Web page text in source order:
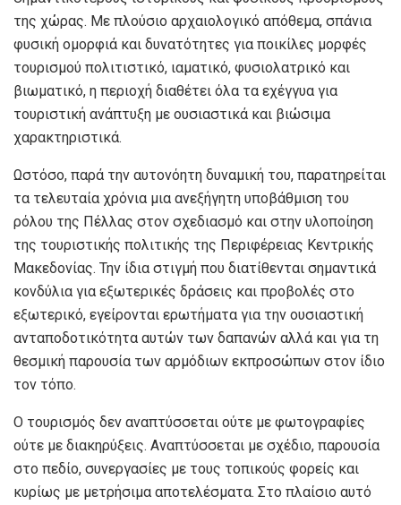
της χώρας. Με πλούσιο αρχαιολογικό απόθεμα, σπάνια
φυσική ομορφιά και δυνατότητες για ποικίλες μορφές
τουρισμού πολιτιστικό, ιαματικό, φυσιολατρικό και
βιωματικό, η περιοχή διαθέτει όλα τα εχέγγυα για
τουριστική ανάπτυξη με ουσιαστικά και βιώσιμα
χαρακτηριστικά.
Ωστόσο, παρά την αυτονόητη δυναμική του, παρατηρείται
τα τελευταία χρόνια μια ανεξήγητη υποβάθμιση του
ρόλου της Πέλλας στον σχεδιασμό και στην υλοποίηση
της τουριστικής πολιτικής της Περιφέρειας Κεντρικής
Μακεδονίας. Την ίδια στιγμή που διατίθενται σημαντικά
κονδύλια για εξωτερικές δράσεις και προβολές στο
εξωτερικό, εγείρονται ερωτήματα για την ουσιαστική
ανταποδοτικότητα αυτών των δαπανών αλλά και για τη
θεσμική παρουσία των αρμόδιων εκπροσώπων στον ίδιο
τον τόπο.
Ο τουρισμός δεν αναπτύσσεται ούτε με φωτογραφίες
ούτε με διακηρύξεις. Αναπτύσσεται με σχέδιο, παρουσία
στο πεδίο, συνεργασίες με τους τοπικούς φορείς και
κυρίως με μετρήσιμα αποτελέσματα. Στο πλαίσιο αυτό